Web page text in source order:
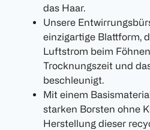
das Haar.
Unsere
einzigartige Blattform,
Luftstrom beim
Trocknungszeit und
beschleunigt.
Mit einem
starken Borsten ohne
Herstellung dieser